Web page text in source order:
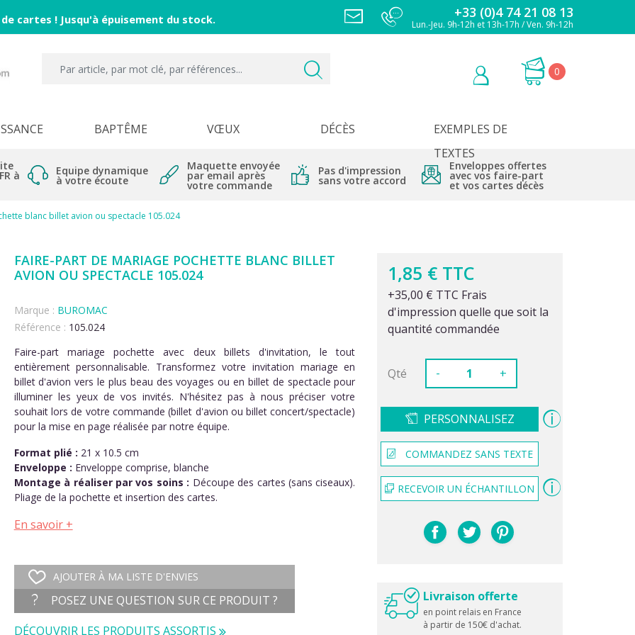
cartes ! Jusqu'à épuisement du stock. +33 (0)4 74 21 08 13
Lun.-Jeu. 9h-12h et 13h-17h / Ven. 9h-12h
0
BAPTÊME VŒUX DÉCÈS
EXEMPLES DE
TEXTES
à Equipe dynamique
à votre écoute
Maquette envoyée
par email après
votre commande
Pas d'impression
sans votre accord
Enveloppes offertes
avec vos faire-part
et vos cartes décès
blanc billet avion ou spectacle 105.024
FAIRE-PART DE MARIAGE POCHETTE BLANC BILLET
AVION OU SPECTACLE 105.024
Marque : BUROMAC
Référence : 105.024
Faire-part mariage pochette avec deux billets d'invitation, le tout
entièrement personnalisable. Transformez votre invitation mariage en
billet d'avion vers le plus beau des voyages ou en billet de spectacle pour
illuminer les yeux de vos invités. N'hésitez pas à nous préciser votre
souhait lors de votre commande (billet d'avion ou billet concert/spectacle)
pour la mise en page réalisée par notre équipe.
Format plié : 21 x 10.5 cm
Enveloppe : Enveloppe comprise, blanche
Montage à réaliser par vos soins : Découpe des cartes (sans ciseaux).
Pliage de la pochette et insertion des cartes.
En savoir +
AJOUTER À MA LISTE D'ENVIES
POSEZ UNE QUESTION SUR CE PRODUIT ?
DÉCOUVRIR LES PRODUITS ASSORTIS
1,85 € TTC
+35,00 € TTC Frais
d'impression quelle que soit la
quantité commandée
Qté - +
PERSONNALISEZ
COMMANDEZ SANS TEXTE
RECEVOIR UN ÉCHANTILLON
Livraison offerte
en point relais en France
à partir de 150€ d'achat.